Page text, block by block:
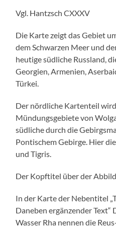
Vgl. Hantzsch CXXXV
Die Karte zeigt das Gebiet
dem Schwarzen Meer und
heutige südliche Russland,
Georgien, Armenien,
Türkei.
Der nördliche Kartenteil
Mündungsgebiete von
südliche durch die
Pontischem Gebirge. Hier
und Tigris.
Der Kopftitel über der
In der Karte der Nebentitel
Daneben ergänzender Text“
Wasser Rha nennen die